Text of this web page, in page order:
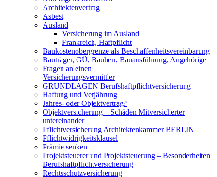
Architektenvertrag
Asbest
Ausland
Versicherung im Ausland
Frankreich, Haftpflicht
Baukostenobergrenze als Beschaffenheits­vereinbarung
Bauträger, GÜ, Bauherr, Bauausführung, Angehörige
Fragen an einen
Versicherungsvermittler
GRUNDLAGEN Berufshaftpflichtversicherung
Haftung und Verjährung
Jahres- oder Objektvertrag?
Objektversicherung – Schäden Mitversicherter
untereinander
Pflichtversicherung Architektenkammer BERLIN
Pflichtwidrigkeitsklausel
Prämie senken
Projektsteuerer und Projektsteuerung – Besonderheiten
Berufshaftpflichtversicherung
Rechtsschutzversicherung